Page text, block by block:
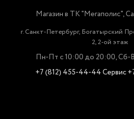
Магазин в ТК "Мегаполис",
г. Санкт-Петербург, Богатырский
2, 2-ой этаж
Пн-Пт с 10:00 до 20:00, Сб-
+7 (812) 455-44-44Сервис